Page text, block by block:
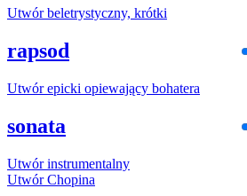
Utwórbeletrystyczny, krótki
rapsod
Utwór epicki opiewający bohatera
sonata
Utwórinstrumentalny
UtwórChopina